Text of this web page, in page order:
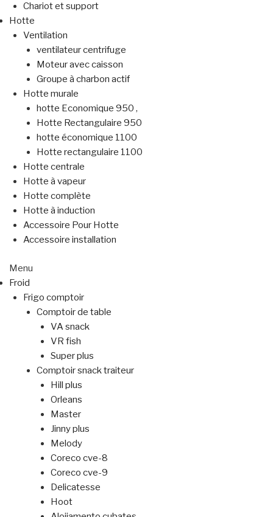
Chariot et support
Hotte
Ventilation
ventilateur centrifuge
Moteur avec caisson
Groupe à charbon actif
Hotte murale
hotte Economique 950 ,
Hotte Rectangulaire 950
hotte économique 1100
Hotte rectangulaire 1100
Hotte centrale
Hotte à vapeur
Hotte complète
Hotte à induction
Accessoire Pour Hotte
Accessoire installation
Menu
Froid
Frigo comptoir
Comptoir de table
VA snack
VR fish
Super plus
Comptoir snack traiteur
Hill plus
Orleans
Master
Jinny plus
Melody
Coreco cve-8
Coreco cve-9
Delicatesse
Hoot